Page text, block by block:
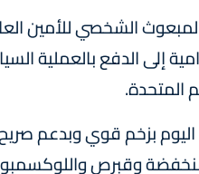
الشخصي للأمين
إلى الدفع بالعملية
المتحدة.
بزخم قوي وبدعم صريح
وقبرص